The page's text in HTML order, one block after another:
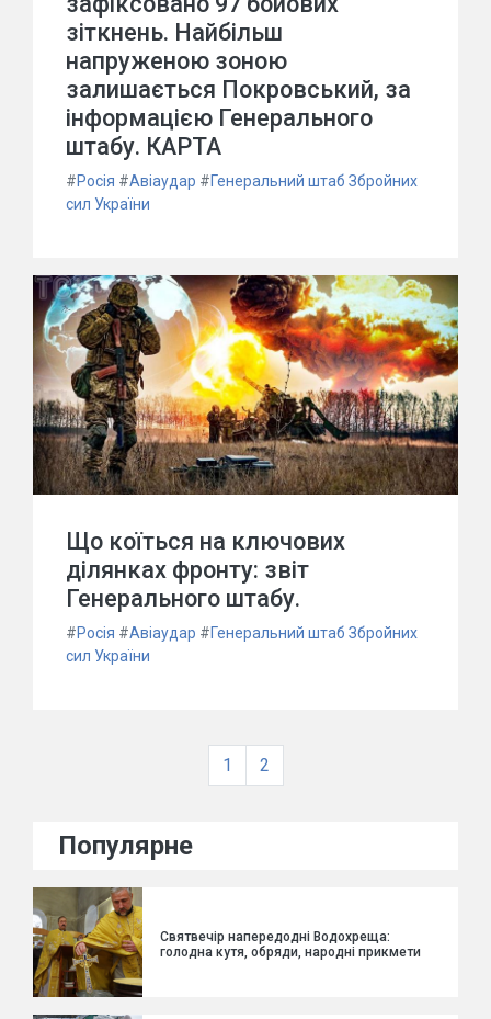
зіткнень. Найбільш
напруженою зоною
залишається Покровський, за
інформацією Генерального
штабу. КАРТА
#Росія #Авіаудар #Генеральний штаб Збройних
сил України
Що коїться на ключових
ділянках фронту: звіт
Генерального штабу.
#Росія #Авіаудар #Генеральний штаб Збройних
сил України
1 2
Популярне
Святвечір напередодні Водохреща:
голодна кутя, обряди, народні прикмети